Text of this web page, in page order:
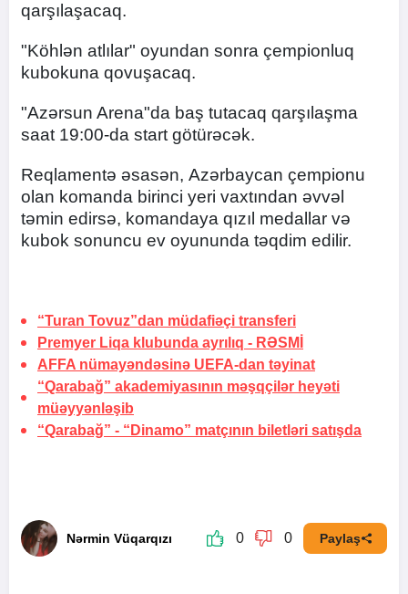
qarşılaşacaq.
"Köhlən atlılar" oyundan sonra çempionluq
kubokuna qovuşacaq.
"Azərsun Arena"da baş tutacaq qarşılaşma
saat 19:00-da start götürəcək.
Reqlamentə əsasən, Azərbaycan çempionu
olan komanda birinci yeri vaxtından əvvəl
təmin edirsə, komandaya qızıl medallar və
kubok sonuncu ev oyununda təqdim edilir.
“Turan Tovuz”dan müdafiəçi transferi
Premyer Liqa klubunda ayrılıq - RƏSMİ
AFFA nümayəndəsinə UEFA-dan təyinat
“Qarabağ” akademiyasının məşqçilər heyəti
müəyyənləşib
“Qarabağ” - “Dinamo” matçının biletləri satışda
Nərmin Vüqarqızı 0 0 Paylaş